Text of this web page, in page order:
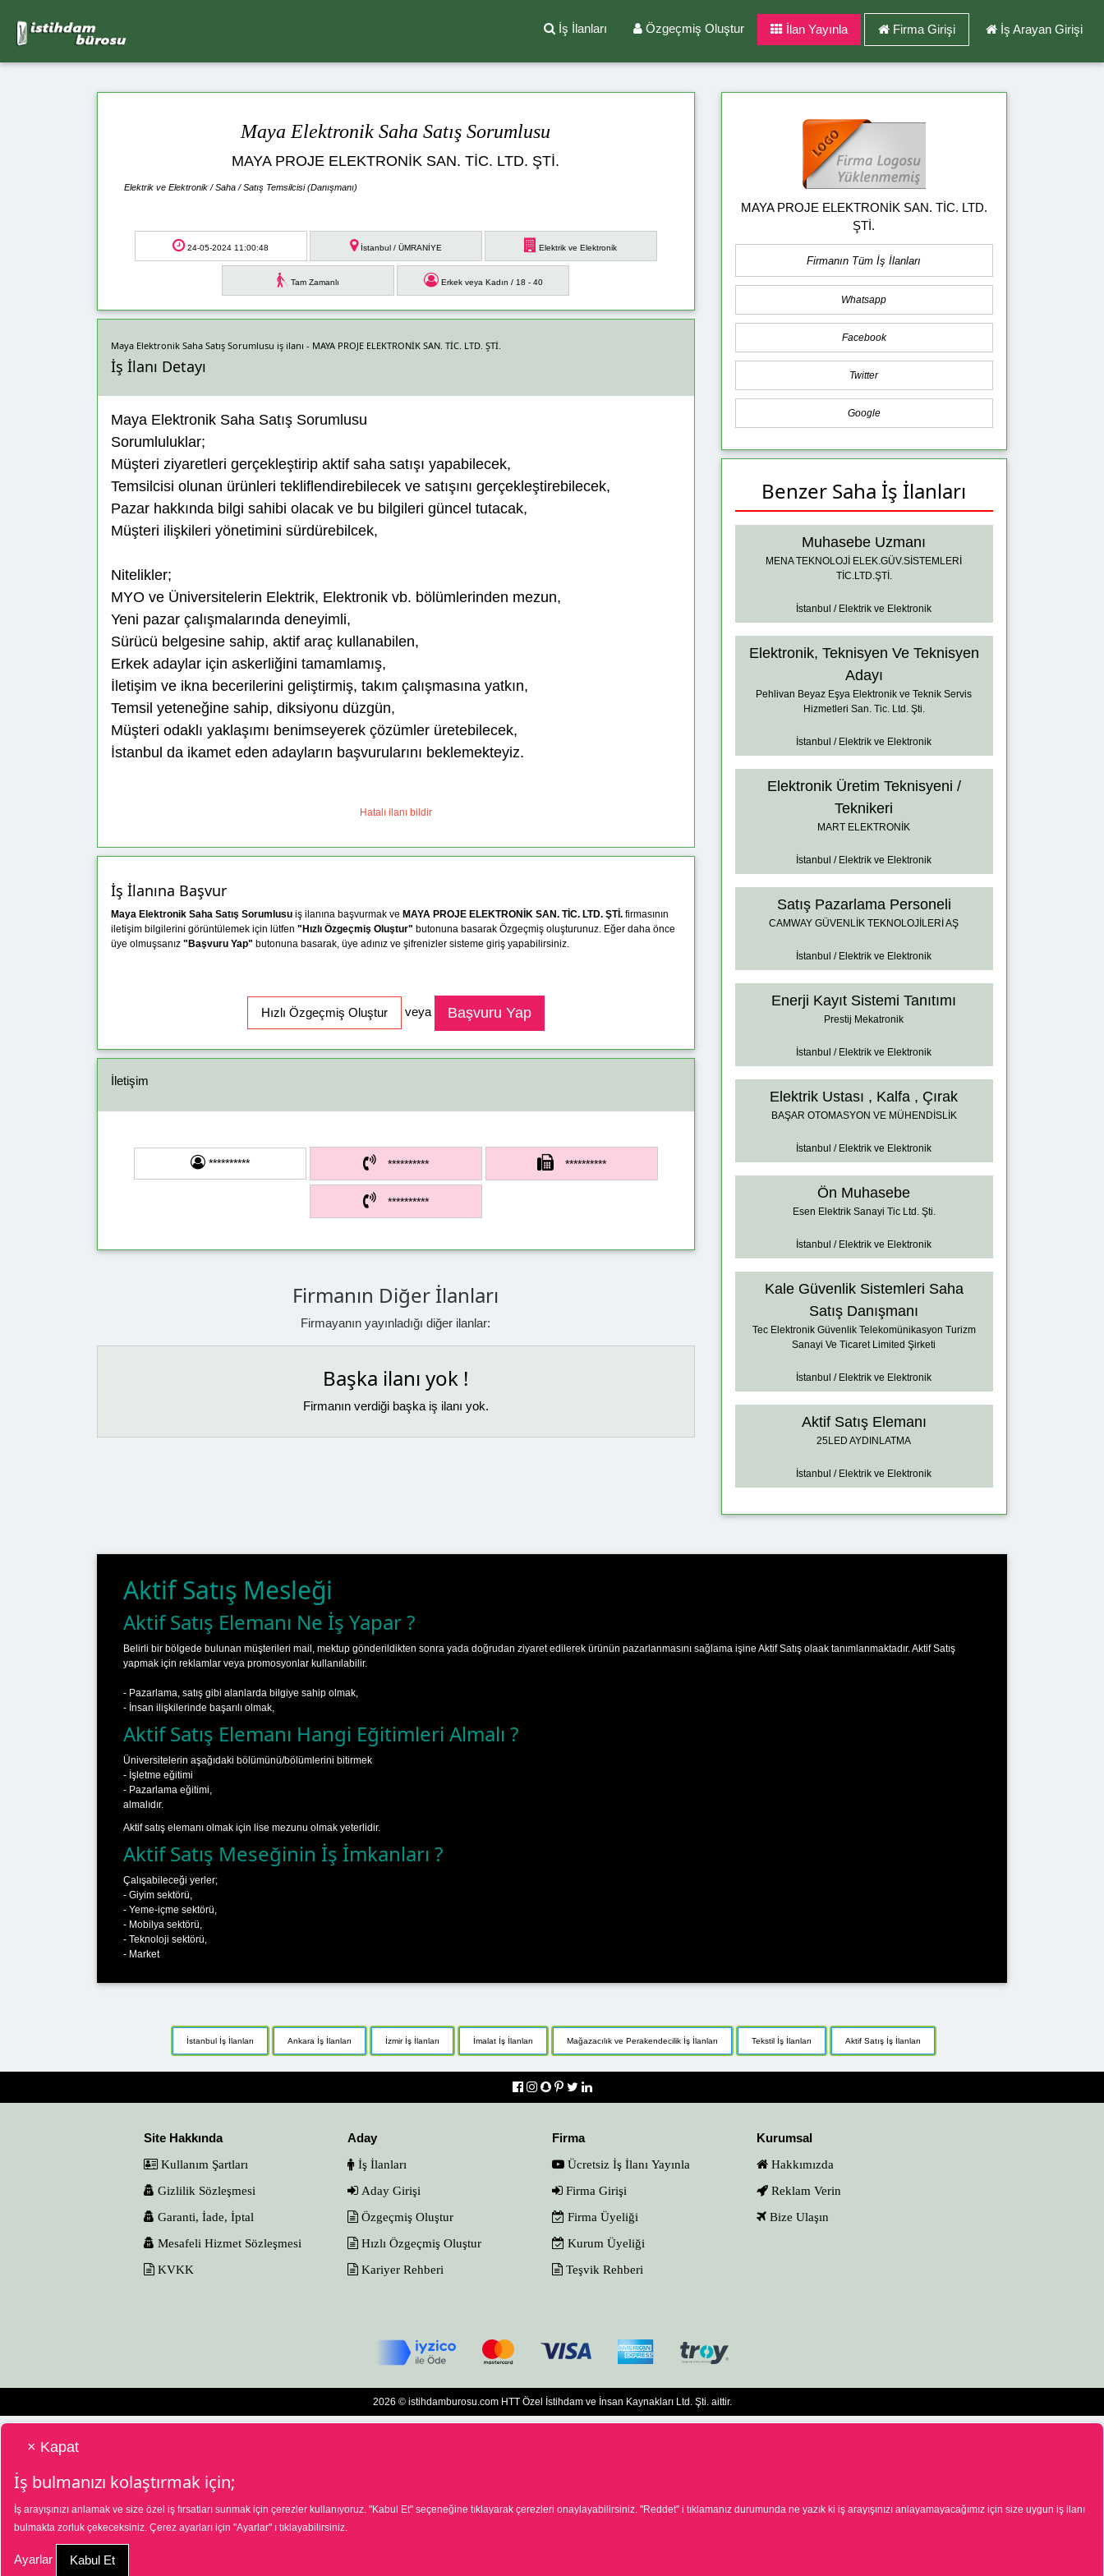
İş İlanları Özgeçmiş Oluştur İlan Yayınla Firma Girişi İş Arayan Girişi
Maya Elektronik Saha Satış Sorumlusu
MAYA PROJE ELEKTRONİK SAN. TİC. LTD. ŞTİ.
Elektrik ve Elektronik / Saha / Satış Temsilcisi (Danışmanı)
24-05-2024 11:00:48 İstanbul / ÜMRANİYE Elektrik ve Elektronik
Tam Zamanlı Erkek veya Kadın / 18 - 40
Maya Elektronik Saha Satış Sorumlusu iş ilanı - MAYA PROJE ELEKTRONİK SAN. TİC. LTD. ŞTİ.
İş İlanı Detayı
Maya Elektronik Saha Satış Sorumlusu
Sorumluluklar;
Müşteri ziyaretleri gerçekleştirip aktif saha satışı yapabilecek,
Temsilcisi olunan ürünleri tekliflendirebilecek ve satışını gerçekleştirebilecek,
Pazar hakkında bilgi sahibi olacak ve bu bilgileri güncel tutacak,
Müşteri ilişkileri yönetimini sürdürebilcek,
Nitelikler;
MYO ve Üniversitelerin Elektrik, Elektronik vb. bölümlerinden mezun,
Yeni pazar çalışmalarında deneyimli,
Sürücü belgesine sahip, aktif araç kullanabilen,
Erkek adaylar için askerliğini tamamlamış,
İletişim ve ikna becerilerini geliştirmiş, takım çalışmasına yatkın,
Temsil yeteneğine sahip, diksiyonu düzgün,
Müşteri odaklı yaklaşımı benimseyerek çözümler üretebilecek,
İstanbul da ikamet eden adayların başvurularını beklemekteyiz.
Hatalı ilanı bildir
İş İlanına Başvur
Maya Elektronik Saha Satış Sorumlusu iş ilanına başvurmak ve MAYA PROJE ELEKTRONİK SAN. TİC. LTD. ŞTİ. firmasının
iletişim bilgilerini görüntülemek için lütfen "Hızlı Özgeçmiş Oluştur" butonuna basarak Özgeçmiş oluşturunuz. Eğer daha önce
üye olmuşsanız "Başvuru Yap" butonuna basarak, üye adınız ve şifrenizler sisteme giriş yapabilirsiniz.
veya
İletişim
********** ********** **********
**********
Firmanın Diğer İlanları
Firmayanın yayınladığı diğer ilanlar:
Başka ilanı yok !
Firmanın verdiği başka iş ilanı yok.
MAYA PROJE ELEKTRONİK SAN. TİC. LTD.
ŞTİ.
Firmanın Tüm İş İlanları
Whatsapp
Facebook
Twitter
Google
Benzer Saha İş İlanları
Muhasebe Uzmanı
MENA TEKNOLOJİ ELEK.GÜV.SİSTEMLERİ
TİC.LTD.ŞTİ.
İstanbul / Elektrik ve Elektronik
Elektronik, Teknisyen Ve Teknisyen
Adayı
Pehlivan Beyaz Eşya Elektronik ve Teknik Servis
Hizmetleri San. Tic. Ltd. Şti.
İstanbul / Elektrik ve Elektronik
Elektronik Üretim Teknisyeni /
Teknikeri
MART ELEKTRONİK
İstanbul / Elektrik ve Elektronik
Satış Pazarlama Personeli
CAMWAY GÜVENLİK TEKNOLOJİLERİ AŞ
İstanbul / Elektrik ve Elektronik
Enerji Kayıt Sistemi Tanıtımı
Prestij Mekatronik
İstanbul / Elektrik ve Elektronik
Elektrik Ustası , Kalfa , Çırak
BAŞAR OTOMASYON VE MÜHENDİSLİK
İstanbul / Elektrik ve Elektronik
Ön Muhasebe
Esen Elektrik Sanayi Tic Ltd. Şti.
İstanbul / Elektrik ve Elektronik
Kale Güvenlik Sistemleri Saha
Satış Danışmanı
Tec Elektronik Güvenlik Telekomünikasyon Turizm
Sanayi Ve Ticaret Limited Şirketi
İstanbul / Elektrik ve Elektronik
Aktif Satış Elemanı
25LED AYDINLATMA
İstanbul / Elektrik ve Elektronik
Aktif Satış Mesleği
Aktif Satış Elemanı Ne İş Yapar ?
Belirli bir bölgede bulunan müşterileri mail, mektup gönderildikten sonra yada doğrudan ziyaret edilerek ürünün pazarlanmasını sağlama işine Aktif Satış olaak tanımlanmaktadır. Aktif Satış
yapmak için reklamlar veya promosyonlar kullanılabilir.
- Pazarlama, satış gibi alanlarda bilgiye sahip olmak,
- İnsan ilişkilerinde başarılı olmak,
Aktif Satış Elemanı Hangi Eğitimleri Almalı ?
Üniversitelerin aşağıdaki bölümünü/bölümlerini bitirmek
- İşletme eğitimi
- Pazarlama eğitimi,
almalıdır.
Aktif satış elemanı olmak için lise mezunu olmak yeterlidir.
Aktif Satış Meseğinin İş İmkanları ?
Çalışabileceği yerler;
- Giyim sektörü,
- Yeme-içme sektörü,
- Mobilya sektörü,
- Teknoloji sektörü,
- Market
İstanbul İş İlanları Ankara İş İlanları İzmir İş İlanları İmalat İş İlanları Mağazacılık ve Perakendecilik İş İlanları Tekstil İş İlanları Aktif Satış İş İlanları
Site Hakkında
Kullanım Şartları
Gizlilik Sözleşmesi
Garanti, İade, İptal
Mesafeli Hizmet Sözleşmesi
KVKK
Aday
İş İlanları
Aday Girişi
Özgeçmiş Oluştur
Hızlı Özgeçmiş Oluştur
Kariyer Rehberi
Firma
Ücretsiz İş İlanı Yayınla
Firma Girişi
Firma Üyeliği
Kurum Üyeliği
Teşvik Rehberi
Kurumsal
Hakkımızda
Reklam Verin
Bize Ulaşın
2026 © istihdamburosu.com HTT Özel İstihdam ve İnsan Kaynakları Ltd. Şti. aittir.
HTT Bilgisayar Eğitim Destek Özel İstihdam ve İnsan Kaynakları Hizmetleri Tic. Ltd. Şti. Özel İstihdam Bürosu 01/08/2025 - 31/07/2028 tarihleri arasında faaliyette bulunmak üzere, Türkiye İş Kurumu tarafından
× Kapat
İş bulmanızı kolaştırmak için;
İş arayışınızı anlamak ve size özel iş fırsatları sunmak için çerezler kullanıyoruz. "Kabul Et" seçeneğine tıklayarak çerezleri onaylayabilirsiniz. "Reddet" i tıklamanız durumunda ne yazık ki iş arayışınızı anlayamayacağımız için size uygun iş ilanı
bulmakta zorluk çekeceksiniz. Çerez ayarları için "Ayarlar" ı tıklayabilirsiniz.
Ayarlar Kabul Et